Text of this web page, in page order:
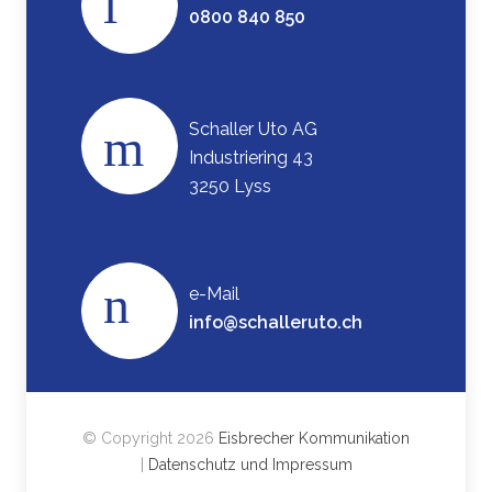
0800 840 850
Schaller Uto AG
Industriering 43
3250 Lyss
e-Mail
info@schalleruto.ch
© Copyright 2026 Eisbrecher Kommunikation
Datenschutz und Impressum